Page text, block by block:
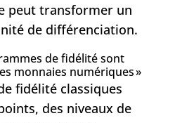
peut transformer un
de différenciation.
de fidélité sont
monnaies numériques »
fidélité classiques
des niveaux de